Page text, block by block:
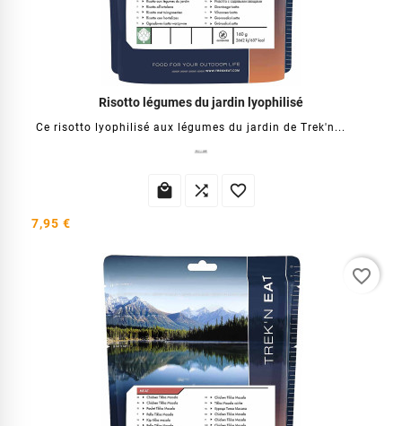
Risotto légumes du jardin lyophilisé
Ce risotto lyophilisé aux légumes du jardin de Trek'n...
  
7,95 €
favorite_border